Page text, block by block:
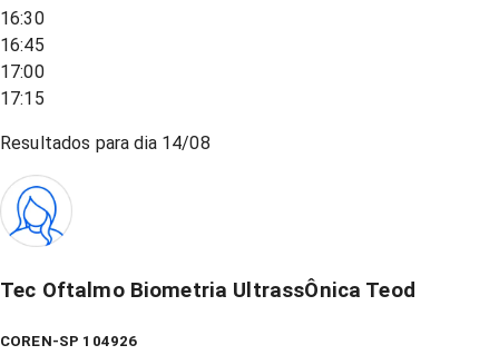
16:30
16:45
17:00
17:15
Resultados para dia 14/08
Tec Oftalmo Biometria UltrassÔnica Teod
COREN-SP 104926